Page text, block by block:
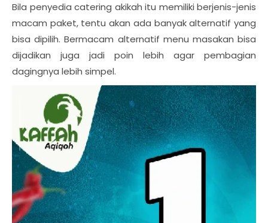
Bila penyedia catering akikah itu memiliki berjenis-jenis
macam paket, tentu akan ada banyak alternatif yang
bisa dipilih. Bermacam alternatif menu masakan bisa
dijadikan juga jadi poin lebih agar pembagian
dagingnya lebih simpel.